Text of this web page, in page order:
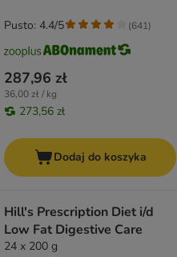
287,96 zł
36,00 zł / kg
273,56 zł
Pusto: 4.4/5 (641)
Dodaj do koszyka
Hill's Prescription Diet i/d
Low Fat Digestive Care
24 x 200 g